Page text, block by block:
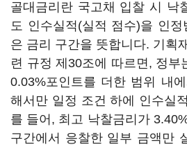
골대금리란 국고채 입찰 시 낙
도 인수실적(실적 점수)을 인
은 금리 구간을 뜻합니다. 기획
련 규정 제30조에 따르면, 정부
0.03%포인트를 더한 범위 내
해서만 일정 조건 하에 인수실
를 들어, 최고 낙찰금리가
구간에서 응찰한 일부 금액만